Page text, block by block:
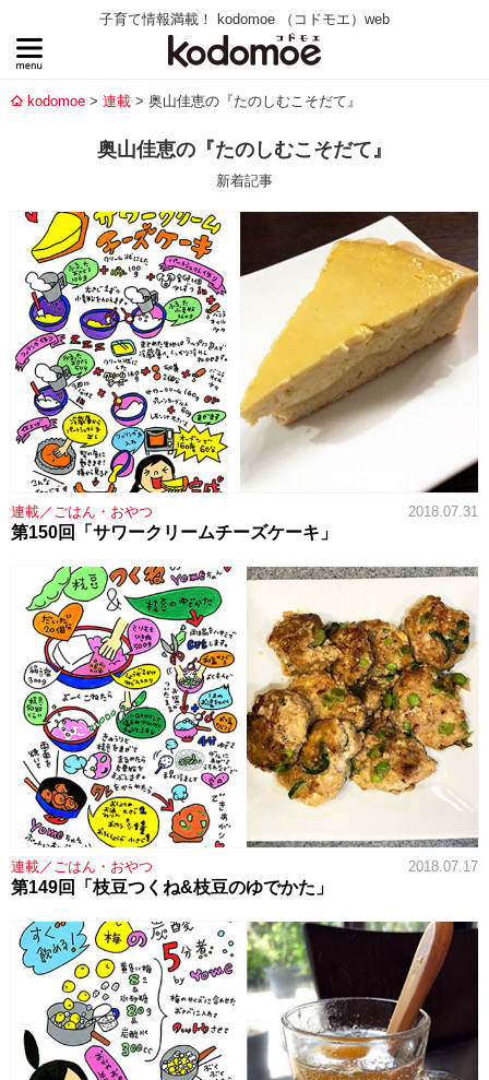
子育て情報満載！ kodomoe （コドモエ）web
kodomoe 連載 奥山佳恵の『たのしむこそだて』
奥山佳恵の『たのしむこそだて』
新着記事
連載／ごはん・おやつ 2018.07.31
第150回「サワークリームチーズケーキ」
連載／ごはん・おやつ 2018.07.17
第149回「枝豆つくね&枝豆のゆでかた」